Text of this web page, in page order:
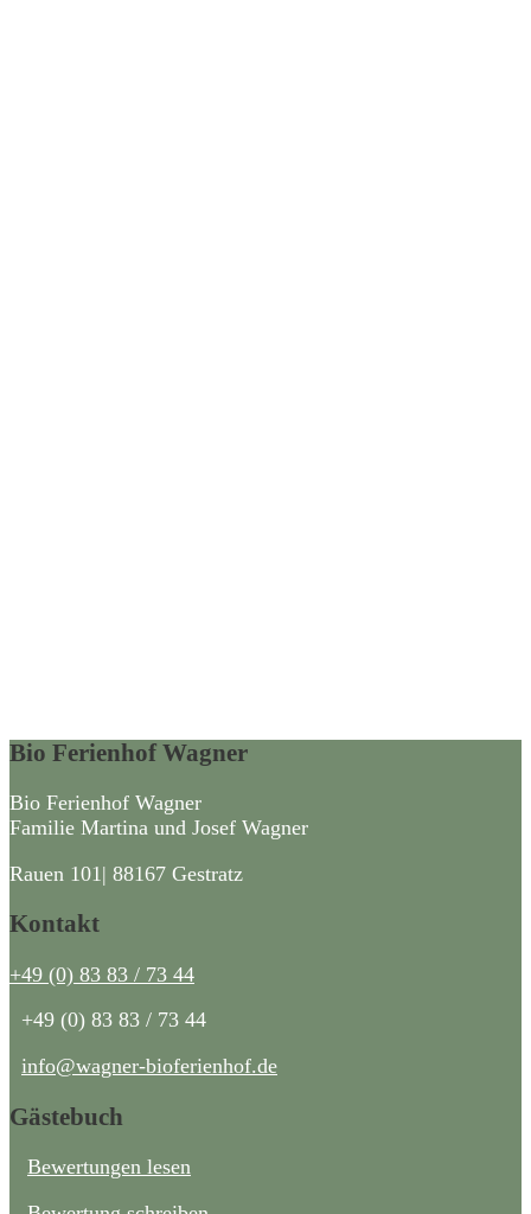
Bio Ferienhof Wagner
Bio Ferienhof Wagner
Familie Martina und Josef Wagner
Rauen 101| 88167 Gestratz
Kontakt
+49 (0) 83 83 / 73 44
+49 (0) 83 83 / 73 44
info@wagner-bioferienhof.de
Gästebuch
Bewertungen lesen